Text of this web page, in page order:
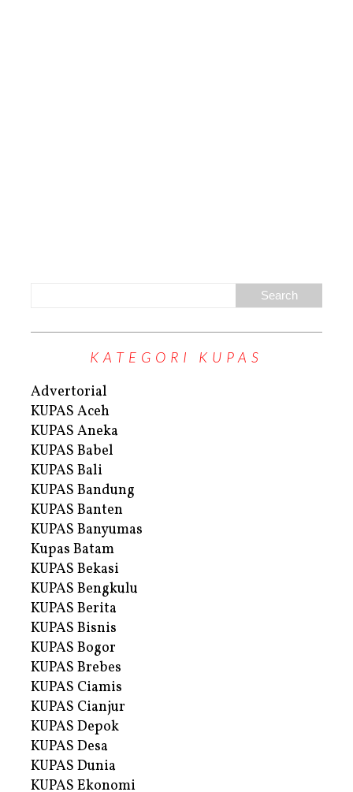
KATEGORI KUPAS
Advertorial
KUPAS Aceh
KUPAS Aneka
KUPAS Babel
KUPAS Bali
KUPAS Bandung
KUPAS Banten
KUPAS Banyumas
Kupas Batam
KUPAS Bekasi
KUPAS Bengkulu
KUPAS Berita
KUPAS Bisnis
KUPAS Bogor
KUPAS Brebes
KUPAS Ciamis
KUPAS Cianjur
KUPAS Depok
KUPAS Desa
KUPAS Dunia
KUPAS Ekonomi